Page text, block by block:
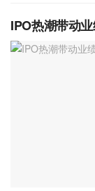
IPO热潮带动